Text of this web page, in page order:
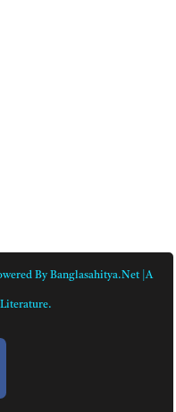
By Banglasahitya.net |A